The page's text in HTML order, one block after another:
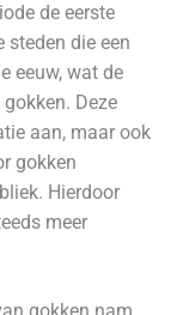
de eerste
steden die een
eeuw, wat de
Deze
aan, maar ook
gokken
Hierdoor
meer